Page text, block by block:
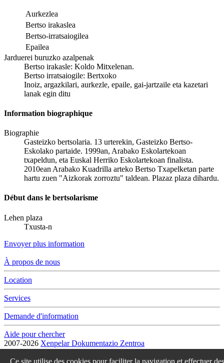
Aurkezlea
Bertso irakaslea
Bertso-irratsaiogilea
Epailea
Jarduerei buruzko azalpenak
Bertso irakasle: Koldo Mitxelenan.
Bertso irratsaiogile: Bertxoko
Inoiz, argazkilari, aurkezle, epaile, gai-jartzaile eta kazetari
lanak egin ditu
Information biographique
Biographie
Gasteizko bertsolaria. 13 urterekin, Gasteizko Bertso-
Eskolako partaide. 1999an, Arabako Eskolartekoan
txapeldun, eta Euskal Herriko Eskolartekoan finalista.
2010ean Arabako Kuadrilla arteko Bertso Txapelketan parte
hartu zuen "Aizkorak zorroztu" taldean. Plazaz plaza dihardu.
Début dans le bertsolarisme
Lehen plaza
Txusta-n
Envoyer plus information
À propos de nous
Location
Services
Demande d'information
Aide pour chercher
2007-2026 Xenpelar Dokumentazio Zentroa
T. (+34) 943 69 42 77 / F. (+34) 943 69 30 41 / xenpelar [a bildua]